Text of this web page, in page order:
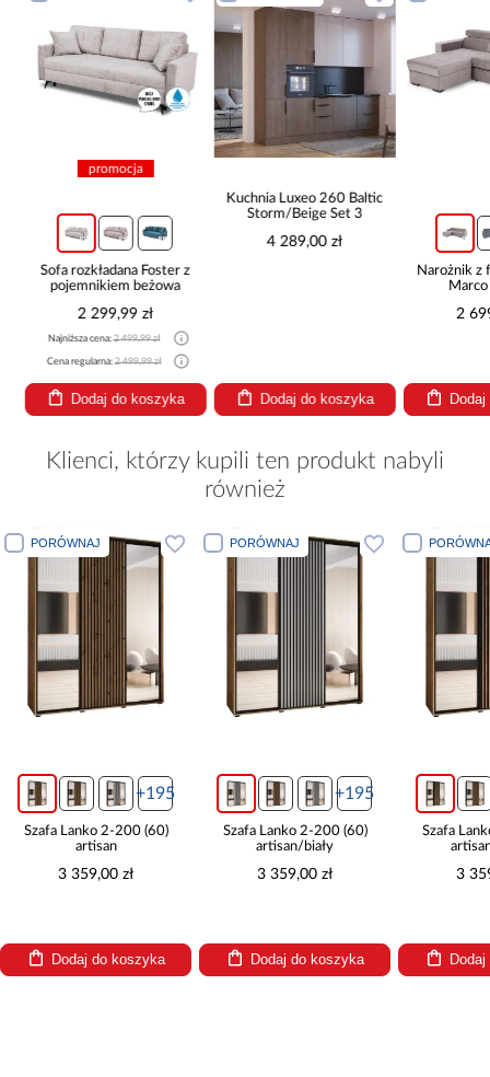
promocja
Sofa rozkładana Foster z
pojemnikiem beżowa
2 299,99 zł
Najniższa cena:2 499,99 zł
Cena regularna:2 499,99 zł
Dodaj do koszyka
Kuchnia Luxeo 260 Baltic
Storm/Beige Set 3
4 289,00 zł
Dodaj do koszyka
Narożnik z
2
Klienci, którzy kupili ten produkt nabyli
również
PORÓWNAJ
+195
Szafa Lanko 2-200 (60)
artisan/biały
3 359,00 zł
Dodaj do koszyka
PORÓWNAJ
+195
Szafa Lanko 2-200 (60)
artisan/czarny
3 359,00 zł
Dodaj do koszyka
Szafa
3